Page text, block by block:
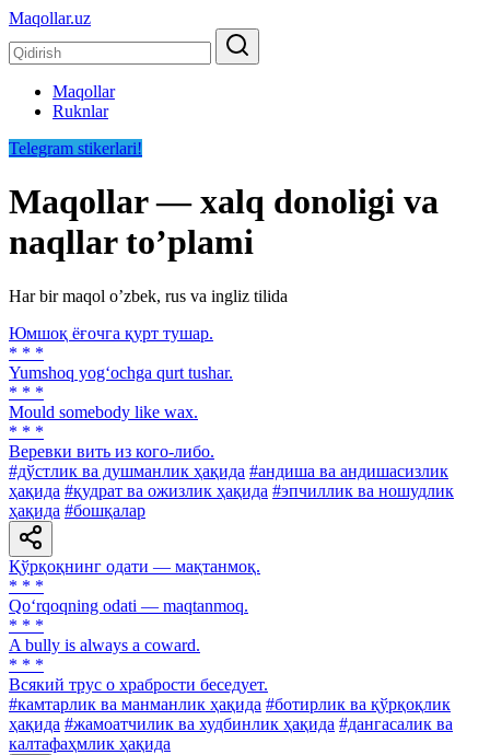
Maqollar.uz
Maqollar
Ruknlar
Telegram stikerlari!
Maqollar — xalq donoligi va
naqllar toʼplami
Har bir maqol oʼzbek, rus va ingliz tilida
Юмшоқ ёғочга қурт тушар.
* * *
Yumshoq yog‘ochga qurt tushar.
* * *
Mould somebody like wax.
* * *
Веревки вить из кого-либо.
#дўстлик ва душманлик ҳақида #андиша ва андишасизлик
ҳақида #қудрат ва ожизлик ҳақида #эпчиллик ва ношудлик
ҳақида #бошқалар
Қўрқоқнинг одати — мақтанмоқ.
* * *
Qo‘rqoqning odati — maqtanmoq.
* * *
A bully is always a coward.
* * *
Всякий трус о храбрости беседует.
#камтарлик ва манманлик ҳақида #ботирлик ва қўрқоқлик
ҳақида #жамоатчилик ва худбинлик ҳақида #дангасалик ва
калтафаҳмлик ҳақида